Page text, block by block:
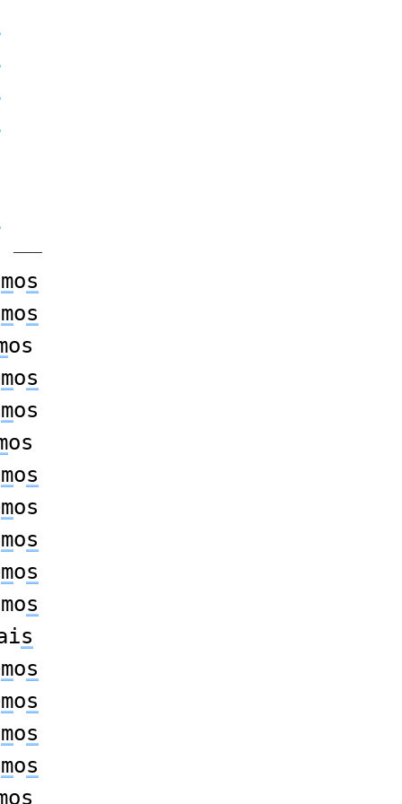
——
mos
mos
os
mos
mos
os
mos
mos
mos
mos
s
s
mos
mos
mos
mos
os